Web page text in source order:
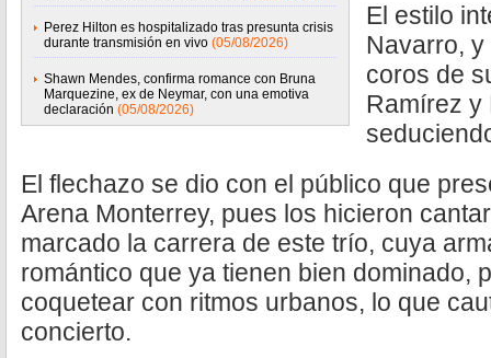
Perez Hilton es hospitalizado tras presunta crisis
durante transmisión en vivo (05/08/2026)
Shawn Mendes, confirma romance con Bruna
Marquezine, ex de Neymar, con una emotiva
declaración (05/08/2026)
El estilo
Navarro,
coros de
Ramírez y
El flechazo se dio con el público que
Arena Monterrey, pues los hicieron
marcado la carrera de este trío, cuya
romántico que ya tienen bien dominado,
coquetear con ritmos urbanos, lo que
concierto.